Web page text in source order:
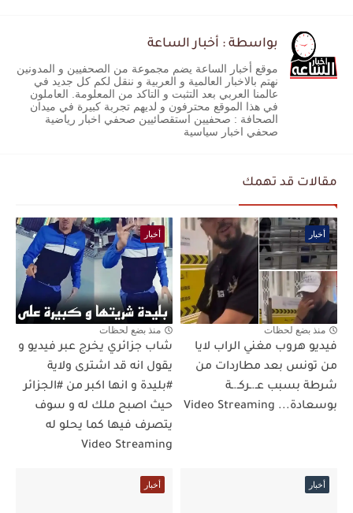
بواسطة : أخبار الساعة
موقع أخبار الساعة يضم مجموعة من الصحفيين و المدونين
نهتم بالاخبار العالمية و العربية و ننقل لكم كل جديد في
عالمنا العربي بعد التثبت و التاكد من المعلومة. العاملون
في هذا الموقع محترفون و لديهم تجربة كبيرة في ميدان
الصحافة : صحفيين استقصائيين صحفي اخبار رياضية
صحفي اخبار سياسية
مقالات قد تهمك
أخبار
منذ بضع لحظات
فيديو هروب مغني الراب لايا
من تونس بعد مطاردات من
شرطة بسبب عـ.ـركـ.ـة
بوسعادة... Video Streaming
أخبار
منذ بضع لحظات
شاب جزائري يخرج عبر فيديو و
يقول انه قد اشترى ولاية
#بليدة و انها اكبر من #الجزائر
حيث اصبح ملك له و سوف
يتصرف فيها كما يحلو له
Video Streaming
أخبار أخبار